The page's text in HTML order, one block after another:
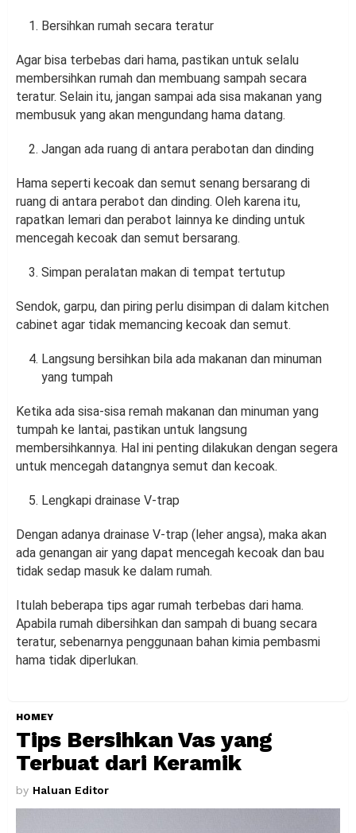
Bersihkan rumah secara teratur
Agar bisa terbebas dari hama, pastikan untuk selalu
membersihkan rumah dan membuang sampah secara
teratur. Selain itu, jangan sampai ada sisa makanan yang
membusuk yang akan mengundang hama datang.
Jangan ada ruang di antara perabotan dan dinding
Hama seperti kecoak dan semut senang bersarang di
ruang di antara perabot dan dinding. Oleh karena itu,
rapatkan lemari dan perabot lainnya ke dinding untuk
mencegah kecoak dan semut bersarang.
Simpan peralatan makan di tempat tertutup
Sendok, garpu, dan piring perlu disimpan di dalam kitchen
cabinet agar tidak memancing kecoak dan semut.
Langsung bersihkan bila ada makanan dan minuman
yang tumpah
Ketika ada sisa-sisa remah makanan dan minuman yang
tumpah ke lantai, pastikan untuk langsung
membersihkannya. Hal ini penting dilakukan dengan segera
untuk mencegah datangnya semut dan kecoak.
Lengkapi drainase V-trap
Dengan adanya drainase V-trap (leher angsa), maka akan
ada genangan air yang dapat mencegah kecoak dan bau
tidak sedap masuk ke dalam rumah.
Itulah beberapa tips agar rumah terbebas dari hama.
Apabila rumah dibersihkan dan sampah di buang secara
teratur, sebenarnya penggunaan bahan kimia pembasmi
hama tidak diperlukan.
HOMEY
Tips Bersihkan Vas yang
Terbuat dari Keramik
by Haluan Editor